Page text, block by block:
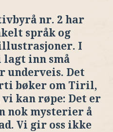
nr. 2 har
språk og
I
lagt inn små
underveis. Det
bøker om Tiril,
kan røpe: Det er
nok mysterier å
Vi gir oss ikke